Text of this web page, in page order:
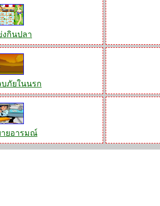
งกินปลา
บภัยในนรก
ายอารมณ์